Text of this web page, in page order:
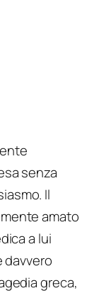
senza
Il
amato
a lui
davvero
greca,